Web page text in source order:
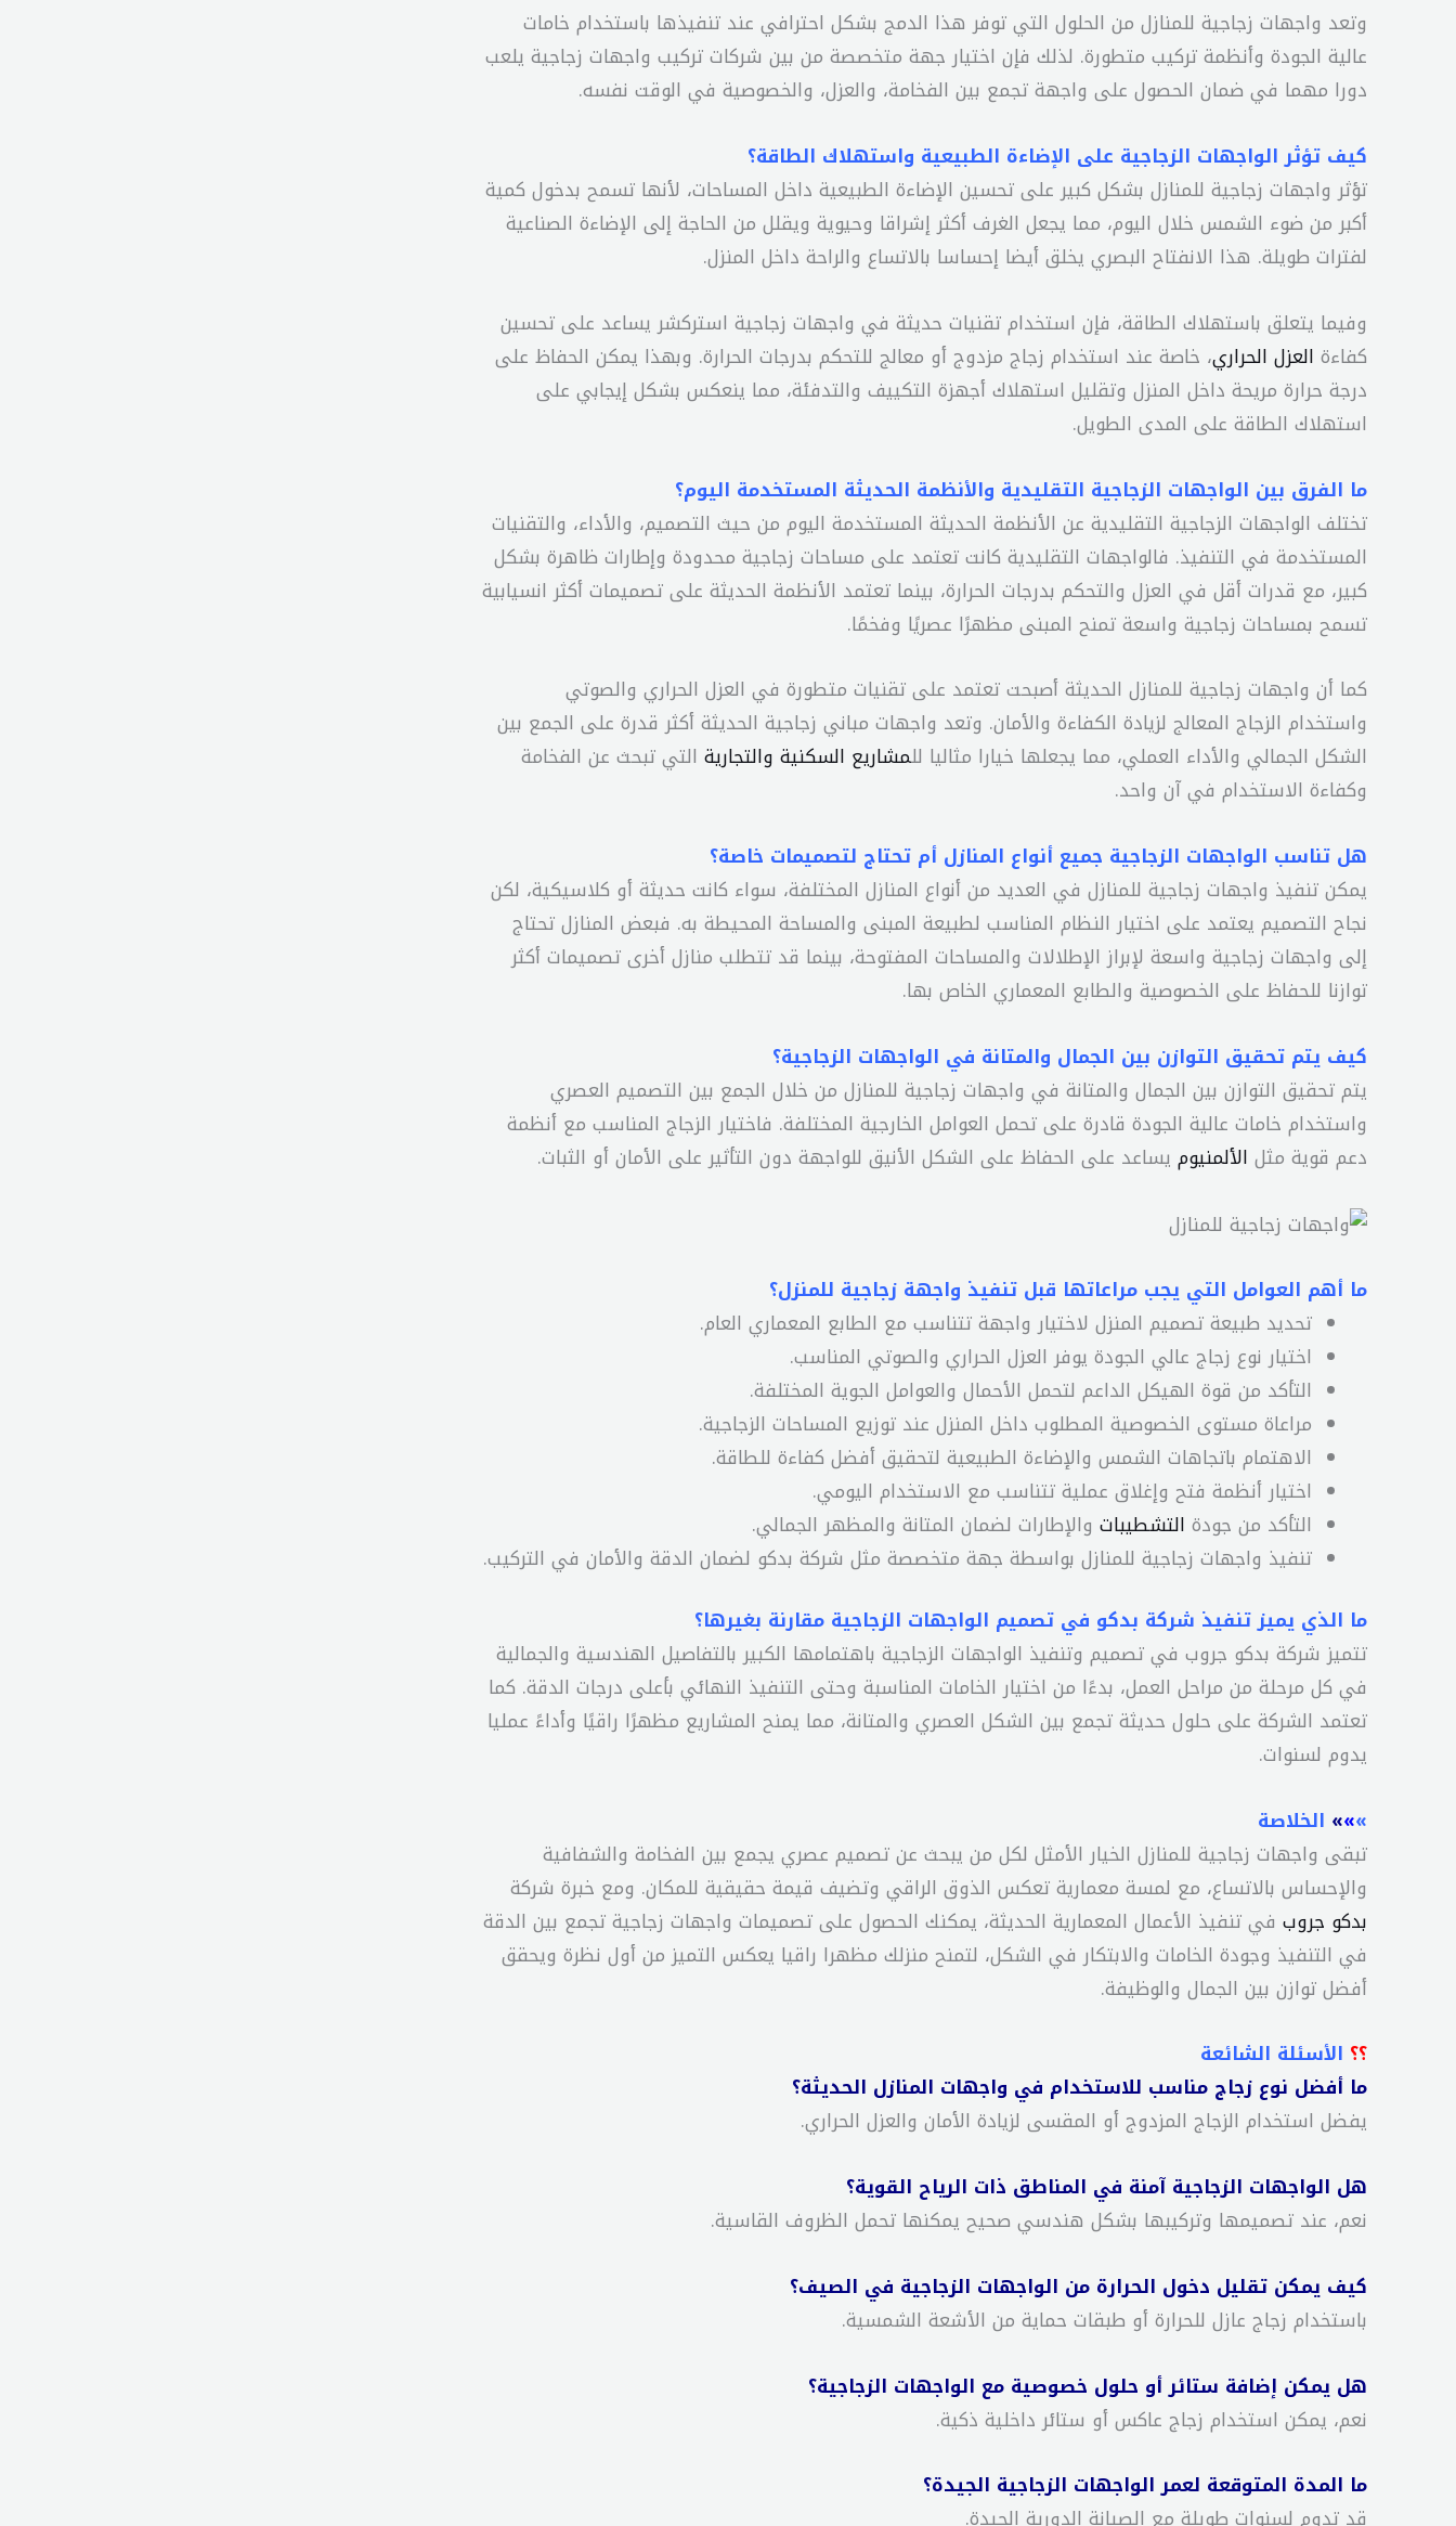
وتعد واجهات زجاجية للمنازل من الحلول التي توفر هذا الدمج بشكل احترافي عند تنفيذها باستخدام خامات
عالية الجودة وأنظمة تركيب متطورة. لذلك فإن اختيار جهة متخصصة من بين شركات تركيب واجهات زجاجية يلعب
دورا مهما في ضمان الحصول على واجهة تجمع بين الفخامة، والعزل، والخصوصية في الوقت نفسه.
كيف تؤثر الواجهات الزجاجية على الإضاءة الطبيعية واستهلاك الطاقة؟
تؤثر واجهات زجاجية للمنازل بشكل كبير على تحسين الإضاءة الطبيعية داخل المساحات، لأنها تسمح بدخول كمية
أكبر من ضوء الشمس خلال اليوم، مما يجعل الغرف أكثر إشراقا وحيوية ويقلل من الحاجة إلى الإضاءة الصناعية
لفترات طويلة. هذا الانفتاح البصري يخلق أيضا إحساسا بالاتساع والراحة داخل المنزل.
وفيما يتعلق باستهلاك الطاقة، فإن استخدام تقنيات حديثة في واجهات زجاجية استركشر يساعد على تحسين
كفاءة العزل الحراري، خاصة عند استخدام زجاج مزدوج أو معالج للتحكم بدرجات الحرارة. وبهذا يمكن الحفاظ على
درجة حرارة مريحة داخل المنزل وتقليل استهلاك أجهزة التكييف والتدفئة، مما ينعكس بشكل إيجابي على
استهلاك الطاقة على المدى الطويل.
ما الفرق بين الواجهات الزجاجية التقليدية والأنظمة الحديثة المستخدمة اليوم؟
تختلف الواجهات الزجاجية التقليدية عن الأنظمة الحديثة المستخدمة اليوم من حيث التصميم، والأداء، والتقنيات
المستخدمة في التنفيذ. فالواجهات التقليدية كانت تعتمد على مساحات زجاجية محدودة وإطارات ظاهرة بشكل
كبير، مع قدرات أقل في العزل والتحكم بدرجات الحرارة، بينما تعتمد الأنظمة الحديثة على تصميمات أكثر انسيابية
تسمح بمساحات زجاجية واسعة تمنح المبنى مظهرًا عصريًا وفخمًا.
كما أن واجهات زجاجية للمنازل الحديثة أصبحت تعتمد على تقنيات متطورة في العزل الحراري والصوتي
واستخدام الزجاج المعالج لزيادة الكفاءة والأمان. وتعد واجهات مباني زجاجية الحديثة أكثر قدرة على الجمع بين
الشكل الجمالي والأداء العملي، مما يجعلها خيارا مثاليا للمشاريع السكنية والتجارية التي تبحث عن الفخامة
وكفاءة الاستخدام في آن واحد.
هل تناسب الواجهات الزجاجية جميع أنواع المنازل أم تحتاج لتصميمات خاصة؟
يمكن تنفيذ واجهات زجاجية للمنازل في العديد من أنواع المنازل المختلفة، سواء كانت حديثة أو كلاسيكية، لكن
نجاح التصميم يعتمد على اختيار النظام المناسب لطبيعة المبنى والمساحة المحيطة به. فبعض المنازل تحتاج
إلى واجهات زجاجية واسعة لإبراز الإطلالات والمساحات المفتوحة، بينما قد تتطلب منازل أخرى تصميمات أكثر
توازنا للحفاظ على الخصوصية والطابع المعماري الخاص بها.
كيف يتم تحقيق التوازن بين الجمال والمتانة في الواجهات الزجاجية؟
يتم تحقيق التوازن بين الجمال والمتانة في واجهات زجاجية للمنازل من خلال الجمع بين التصميم العصري
واستخدام خامات عالية الجودة قادرة على تحمل العوامل الخارجية المختلفة. فاختيار الزجاج المناسب مع أنظمة
دعم قوية مثل الألمنيوم يساعد على الحفاظ على الشكل الأنيق للواجهة دون التأثير على الأمان أو الثبات.
ما أهم العوامل التي يجب مراعاتها قبل تنفيذ واجهة زجاجية للمنزل؟
تحديد طبيعة تصميم المنزل لاختيار واجهة تتناسب مع الطابع المعماري العام.
اختيار نوع زجاج عالي الجودة يوفر العزل الحراري والصوتي المناسب.
التأكد من قوة الهيكل الداعم لتحمل الأحمال والعوامل الجوية المختلفة.
مراعاة مستوى الخصوصية المطلوب داخل المنزل عند توزيع المساحات الزجاجية.
الاهتمام باتجاهات الشمس والإضاءة الطبيعية لتحقيق أفضل كفاءة للطاقة.
اختيار أنظمة فتح وإغلاق عملية تتناسب مع الاستخدام اليومي.
التأكد من جودة التشطيبات والإطارات لضمان المتانة والمظهر الجمالي.
تنفيذ واجهات زجاجية للمنازل بواسطة جهة متخصصة مثل شركة بدكو لضمان الدقة والأمان في التركيب.
ما الذي يميز تنفيذ شركة بدكو في تصميم الواجهات الزجاجية مقارنة بغيرها؟
تتميز شركة بدكو جروب في تصميم وتنفيذ الواجهات الزجاجية باهتمامها الكبير بالتفاصيل الهندسية والجمالية
في كل مرحلة من مراحل العمل، بدءًا من اختيار الخامات المناسبة وحتى التنفيذ النهائي بأعلى درجات الدقة. كما
تعتمد الشركة على حلول حديثة تجمع بين الشكل العصري والمتانة، مما يمنح المشاريع مظهرًا راقيًا وأداءً عمليا
يدوم لسنوات.
»
»
» الخلاصة
تبقى واجهات زجاجية للمنازل الخيار الأمثل لكل من يبحث عن تصميم عصري يجمع بين الفخامة والشفافية
والإحساس بالاتساع، مع لمسة معمارية تعكس الذوق الراقي وتضيف قيمة حقيقية للمكان. ومع خبرة شركة
بدكو جروب في تنفيذ الأعمال المعمارية الحديثة، يمكنك الحصول على تصميمات واجهات زجاجية تجمع بين الدقة
في التنفيذ وجودة الخامات والابتكار في الشكل، لتمنح منزلك مظهرا راقيا يعكس التميز من أول نظرة ويحقق
أفضل توازن بين الجمال والوظيفة.
؟؟ الأسئلة الشائعة
ما أفضل نوع زجاج مناسب للاستخدام في واجهات المنازل الحديثة؟
يفضل استخدام الزجاج المزدوج أو المقسى لزيادة الأمان والعزل الحراري.
هل الواجهات الزجاجية آمنة في المناطق ذات الرياح القوية؟
نعم، عند تصميمها وتركيبها بشكل هندسي صحيح يمكنها تحمل الظروف القاسية.
كيف يمكن تقليل دخول الحرارة من الواجهات الزجاجية في الصيف؟
باستخدام زجاج عازل للحرارة أو طبقات حماية من الأشعة الشمسية.
هل يمكن إضافة ستائر أو حلول خصوصية مع الواجهات الزجاجية؟
نعم، يمكن استخدام زجاج عاكس أو ستائر داخلية ذكية.
ما المدة المتوقعة لعمر الواجهات الزجاجية الجيدة؟
قد تدوم لسنوات طويلة مع الصيانة الدورية الجيدة.